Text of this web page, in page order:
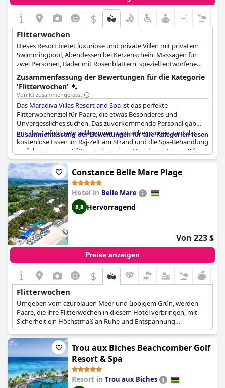
$
Flitterwochen
Dieses Resort bietet luxuriöse und private Villen mit privatem
Swimmingpool, Abendessen bei Kerzenschein, Massagen für
zwei Personen, Bäder mit Rosenblättern, speziell entworfene
Menüs und eine Fülle anderer Annehmlichkeiten, die die
Flitterwochen eines jeden Paares absolut unvergesslich machen.
Zusammenfassung der Bewertungen für die Kategorie
'Flitterwochen'
Von KI zusammengefasst
Das Maradiva Villas Resort and Spa ist das perfekte
Flitterwochenziel für Paare, die etwas Besonderes und
Unvergessliches suchen. Das zuvorkommende Personal gab
uns das Gefühl, sehr willkommen und sicher zu sein, und das
kostenlose Essen im Raj-Zelt am Strand und die Spa-Behandlung
verliehen unseren Flitterwochen einen Hauch von Luxus. Wir
können dieses Resort als perfekten Ort zum Entspannen und
Feiern unserer Flitterwochen sehr empfehlen. Einige Gäste
waren jedoch enttäuscht, dass die versprochenen
Annehmlichkeiten für die Flitterwochen, wie z. B. ein
Rosenblütenbad und ein später Check-out, nicht angeboten
wurden, und hatten das Gefühl, dass sie dadurch ihr Geld
verschwendet hatten.
Zusammenfassung der Bewertungen für alle Kategorien lesen
Constance Belle Mare Plage
Hotel in Belle Mare
8,8 Hervorragend
Von 223 $
Preise anzeigen
$
Flitterwochen
Umgeben vom azurblauen Meer und üppigem Grün, werden
Paare, die ihre Flitterwochen in diesem Hotel verbringen, mit
Sicherheit ein Höchstmaß an Ruhe und Entspannung
verspüren, wenn sie dieses romantische Paradies betreten.
Trou aux Biches Beachcomber Golf
Resort & Spa
Resort in Trou aux Biches